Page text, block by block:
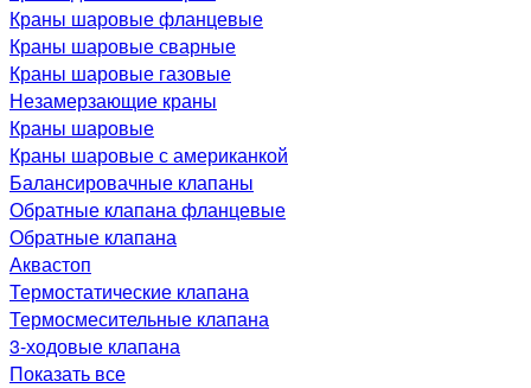
Краны шаровые фланцевые
Краны шаровые сварные
Краны шаровые газовые
Незамерзающие краны
Краны шаровые
Краны шаровые с американкой
Балансировачные клапаны
Обратные клапана фланцевые
Обратные клапана
Аквастоп
Термостатические клапана
Термосмесительные клапана
3-ходовые клапана
Показать все